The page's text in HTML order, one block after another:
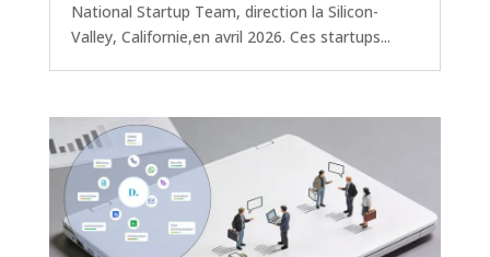
National Startup Team, direction la Silicon-
Valley, Californie,en avril 2026. Ces startups...